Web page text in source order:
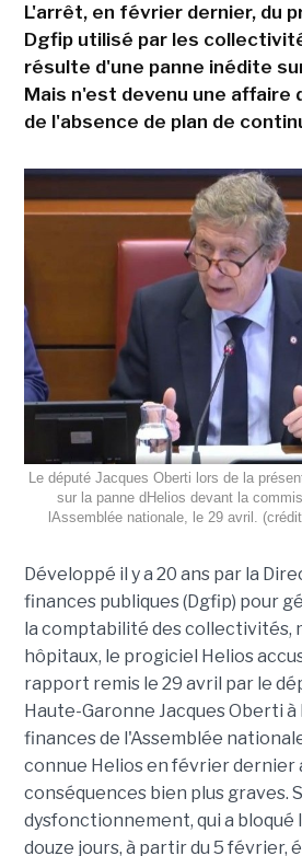
L'arrêt, en février dernier, du
Dgfip utilisé par les
résulte d'une panne inédite
Mais n'est devenu une affaire
de l'absence de plan de
Le député Jacques Oberti lors de la
sur la panne dHelios devant la
lAssemblée nationale, le 29 avril.
Développé il y a 20 ans par la
finances publiques (Dgfip) pour
la comptabilité des collectivités,
hôpitaux, le progiciel Helios
rapport remis le 29 avril par le
Haute-Garonne Jacques Oberti à
finances de l'Assemblée
connue Helios en février dernier
conséquences bien plus graves.
dysfonctionnement, qui a
douze jours, à partir du 5 février,